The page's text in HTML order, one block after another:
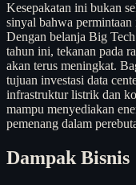
Kesepakatan ini bukan
sinyal bahwa
Dengan belanja Big
tahun ini, tekanan pada
akan terus meningkat.
tujuan investasi data
infrastruktur listrik dan
mampu menyediakan
pemenang dalam
Dampak Bisnis